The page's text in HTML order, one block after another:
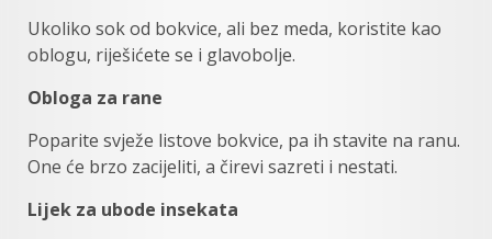
Ukoliko sok od bokvice, ali bez meda, koristite kao
oblogu, riješićete se i glavobolje.
Obloga za rane
Poparite svježe listove bokvice, pa ih stavite na ranu.
One će brzo zacijeliti, a čirevi sazreti i nestati.
Lijek za ubode insekata